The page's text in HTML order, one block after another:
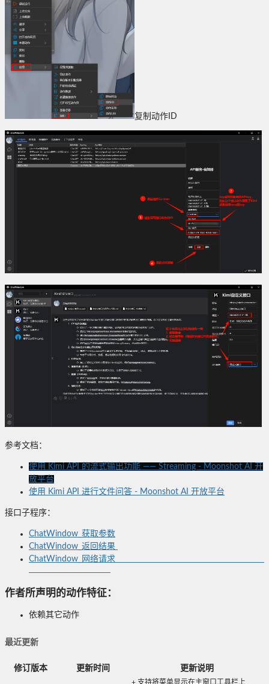
复制动作ID
参考文档：
使用 Kimi API 的流式输出功能 —— Streaming - Moonshot AI 开
放平台
使用 Kimi API 进行文件问答 - Moonshot AI 开放平台
接口子程序：
ChatWindow_获取参数
ChatWindow_返回结果
ChatWindow_网络请求
作者所声明的动作特征：
依赖其它动作
最近更新
修订版本 更新时间 更新说明
+ 支持将菜单显示在主窗口工具栏上